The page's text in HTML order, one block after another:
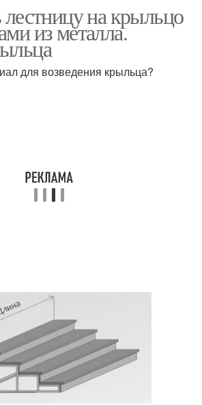
лестницу на крыльцо
из металла.
для возведения крыльца?